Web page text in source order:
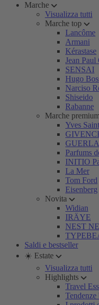
Marche
Visualizza tutti
Marche top
Lancôme
Armani
Kérastase
Jean Paul
SENSAI
Hugo
Narciso
Shiseido
Rabanne
Marche premium
Yves
Parfums
INITIO
La Mer
Tom Ford
Eisenberg
Novita
Widian
IRÄYE
NEST
Saldi e bestseller
☀️ Estate
Visualizza tutti
Highlights
Travel
Tendenze